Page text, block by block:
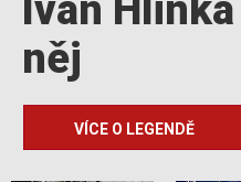
Ivan
něj
VÍCE O LEGENDĚ